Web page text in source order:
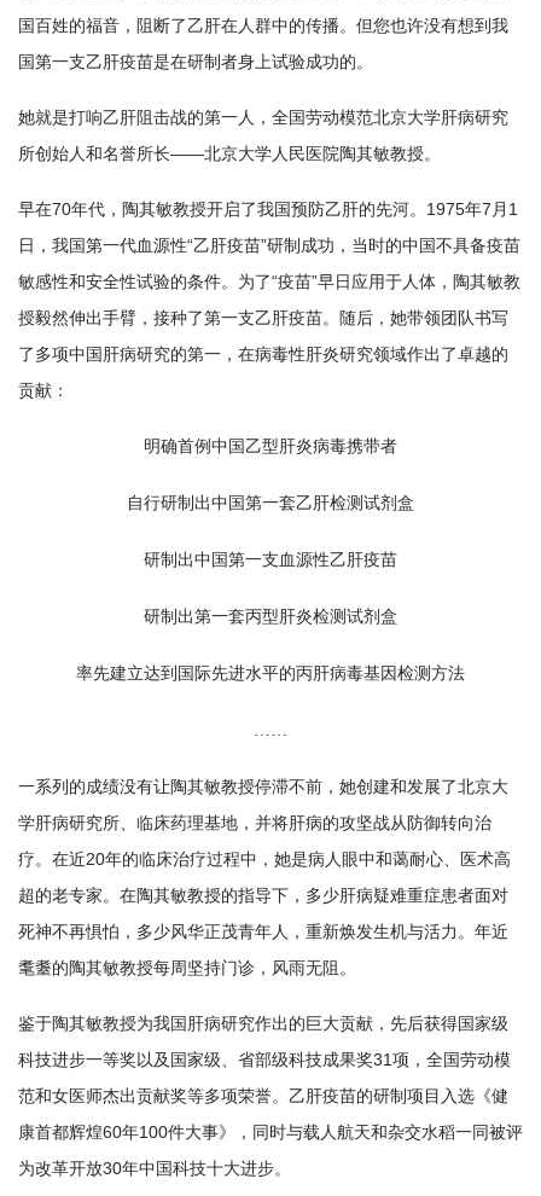
国百姓的福音，阻断了乙肝在人群中的传播。但您也许没有想到我
国第一支乙肝疫苗是在研制者身上试验成功的。
她就是打响乙肝阻击战的第一人，全国劳动模范北京大学肝病研究
所创始人和名誉所长——北京大学人民医院陶其敏教授。
早在70年代，陶其敏教授开启了我国预防乙肝的先河。1975年7月1
日，我国第一代血源性“乙肝疫苗”研制成功，当时的中国不具备疫苗
敏感性和安全性试验的条件。为了“疫苗”早日应用于人体，陶其敏教
授毅然伸出手臂，接种了第一支乙肝疫苗。随后，她带领团队书写
了多项中国肝病研究的第一，在病毒性肝炎研究领域作出了卓越的
贡献：
明确首例中国乙型肝炎病毒携带者
自行研制出中国第一套乙肝检测试剂盒
研制出中国第一支血源性乙肝疫苗
研制出第一套丙型肝炎检测试剂盒
率先建立达到国际先进水平的丙肝病毒基因检测方法
……
一系列的成绩没有让陶其敏教授停滞不前，她创建和发展了北京大
学肝病研究所、临床药理基地，并将肝病的攻坚战从防御转向治
疗。在近20年的临床治疗过程中，她是病人眼中和蔼耐心、医术高
超的老专家。在陶其敏教授的指导下，多少肝病疑难重症患者面对
死神不再惧怕，多少风华正茂青年人，重新焕发生机与活力。年近
耄耋的陶其敏教授每周坚持门诊，风雨无阻。
鉴于陶其敏教授为我国肝病研究作出的巨大贡献，先后获得国家级
科技进步一等奖以及国家级、省部级科技成果奖31项，全国劳动模
范和女医师杰出贡献奖等多项荣誉。乙肝疫苗的研制项目入选《健
康首都辉煌60年100件大事》，同时与载人航天和杂交水稻一同被评
为改革开放30年中国科技十大进步。